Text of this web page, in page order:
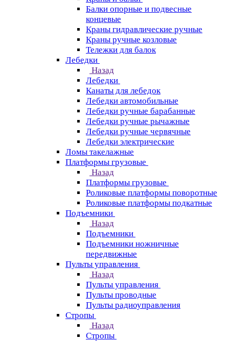
Балки опорные и подвесные
концевые
Краны гидравлические ручные
Краны ручные козловые
Тележки для балок
Лебедки
Назад
Лебедки
Канаты для лебедок
Лебедки автомобильные
Лебедки ручные барабанные
Лебедки ручные рычажные
Лебедки ручные червячные
Лебедки электрические
Ломы такелажные
Платформы грузовые
Назад
Платформы грузовые
Роликовые платформы поворотные
Роликовые платформы подкатные
Подъемники
Назад
Подъемники
Подъемники ножничные
передвижные
Пульты управления
Назад
Пульты управления
Пульты проводные
Пульты радиоуправления
Стропы
Назад
Стропы